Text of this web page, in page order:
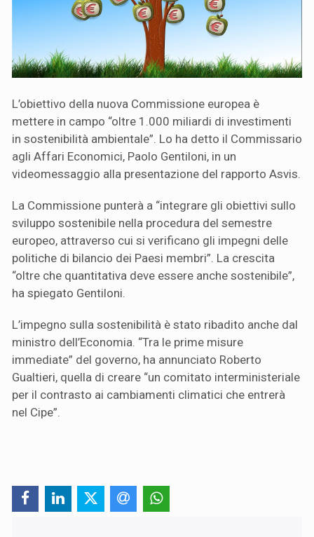
L’obiettivo della nuova Commissione europea è
mettere in campo “oltre 1.000 miliardi di investimenti
in sostenibilità ambientale”. Lo ha detto il Commissario
agli Affari Economici, Paolo Gentiloni, in un
videomessaggio alla presentazione del rapporto Asvis.
La Commissione punterà a “integrare gli obiettivi sullo
sviluppo sostenibile nella procedura del semestre
europeo, attraverso cui si verificano gli impegni delle
politiche di bilancio dei Paesi membri”. La crescita
“oltre che quantitativa deve essere anche sostenibile”,
ha spiegato Gentiloni.
L’impegno sulla sostenibilità è stato ribadito anche dal
ministro dell’Economia. “Tra le prime misure
immediate” del governo, ha annunciato Roberto
Gualtieri, quella di creare “un comitato interministeriale
per il contrasto ai cambiamenti climatici che entrerà
nel Cipe”.